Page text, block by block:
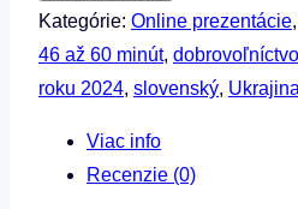
Budinský
–
Život
vojne
(Ukrajina)
Kategórie: Online prezentácie,
46 až 60 minút, dobrovoľníctvo
roku 2024, slovenský, Ukrajina
Viac info
Recenzie (0)